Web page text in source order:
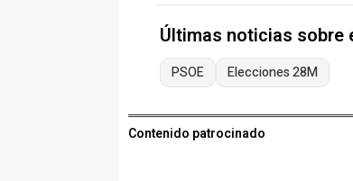
Últimas noticias sobre
PSOE Elecciones 28M
Contenido patrocinado